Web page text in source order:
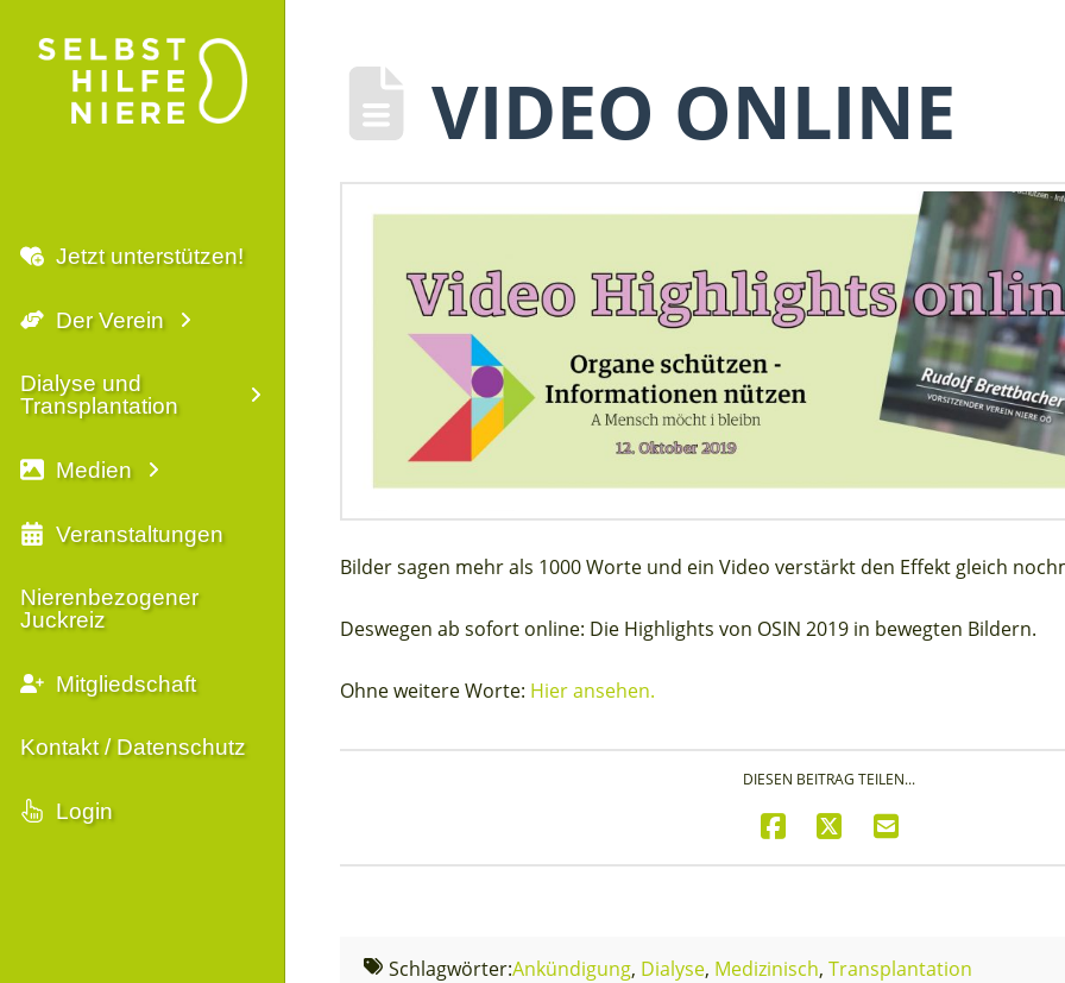
Jetzt unterstützen!
Der Verein
Dialyse und
Transplantation
Medien
Veranstaltungen
Nierenbezogener
Juckreiz
Mitgliedschaft
Kontakt / Datenschutz
Login
VIDEO ONLINE
Bilder sagen mehr als 1000 Worte und ein Video verstärkt den Effekt gleich
Deswegen ab sofort online: Die Highlights von OSIN 2019 in bewegten Bildern.
Ohne weitere Worte: Hier ansehen.
DIESEN BEITRAG TEILEN...
Schlagwörter:Ankündigung, Dialyse, Medizinisch, Transplantation